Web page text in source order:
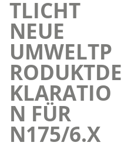
TLICHT
NEUE
UMWELTP
RODUKTDE
KLARATIO
N FÜR
N175/6.X